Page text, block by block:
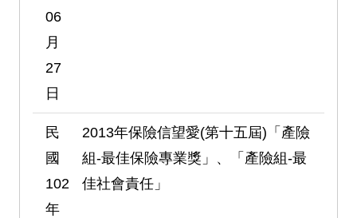
06
月
27
日
民
國
102
年
2013年保險信望愛(第十五屆)「產險
組-最佳保險專業獎」、「產險組-最
佳社會責任」